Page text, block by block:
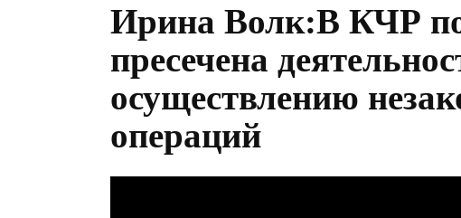
Ирина Волк:В КЧР
пресечена
осуществлению
операций